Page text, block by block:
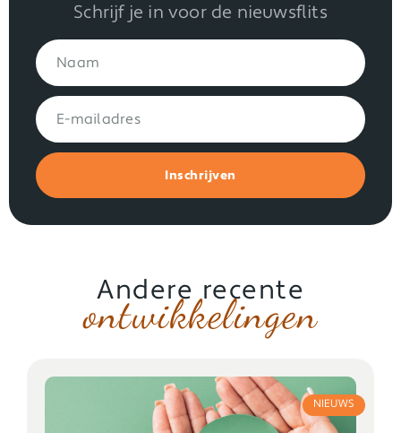
Schrijf je in voor de nieuwsflits
Inschrijven
Andere recente
ontwikkelingen
NIEUWS